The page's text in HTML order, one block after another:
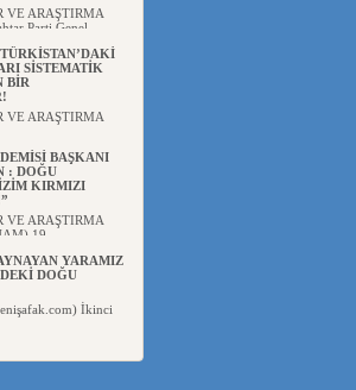
VE ARAŞTIRMA
Parti Genel
SİSTEMATİK
BİR
VE ARAŞTIRMA
BAŞKANI
: DOĞU
KIRMIZI
VE ARAŞTIRMA
19...
YARAMIZ
DOĞU
İkinci
POLİTİKALARINI